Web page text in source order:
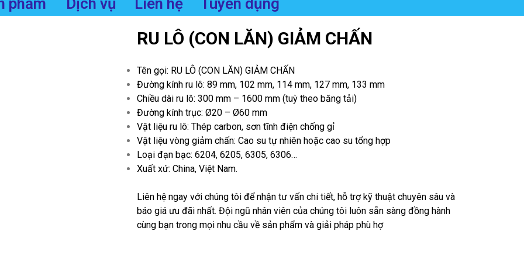
RU LÔ (CON LĂN) GIẢM CHẤN
Tên gọi: RU LÔ (CON LĂN) GIẢM CHẤN
Đường kính ru lô: 89 mm, 102 mm, 114 mm, 127 mm, 133 mm
Chiều dài ru lô: 300 mm – 1600 mm (tuỳ theo băng tải)
Đường kính trục: Ø20 – Ø60 mm
Vật liệu ru lô: Thép carbon, sơn tĩnh điện chống gỉ
Vật liệu vòng giảm chấn: Cao su tự nhiên hoặc cao su tổng hợp
Loại đạn bạc: 6204, 6205, 6305, 6306…
Xuất xứ: China, Việt Nam.
Liên hệ ngay với chúng tôi để nhận tư vấn chi tiết, hỗ trợ kỹ thuật chuyên sâu và
báo giá ưu đãi nhất. Đội ngũ nhân viên của chúng tôi luôn sẵn sàng đồng hành
cùng bạn trong mọi nhu cầu về sản phẩm và giải pháp phù hợ